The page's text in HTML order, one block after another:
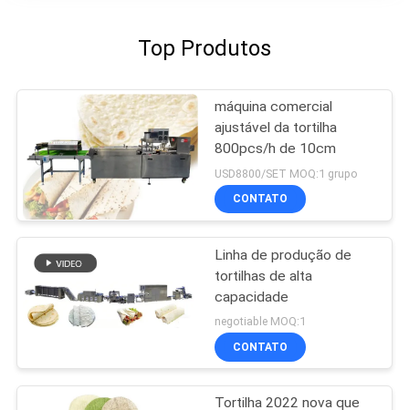
Top Produtos
máquina comercial
ajustável da tortilha
800pcs/h de 10cm
USD8800/SET MOQ:1 grupo
CONTATO
Linha de produção de
tortilhas de alta
capacidade
negotiable MOQ:1
CONTATO
Tortilha 2022 nova que